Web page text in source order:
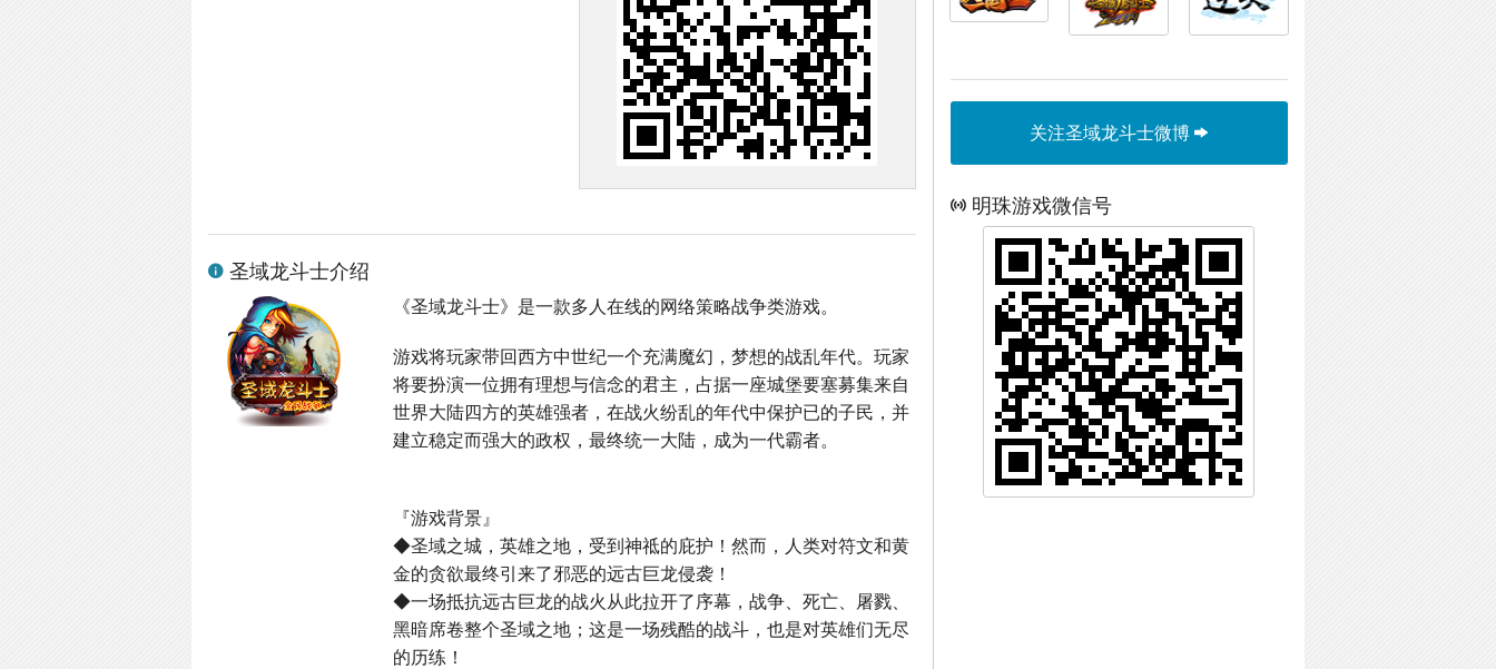
圣域龙斗士介绍
《圣域龙斗士》是一款多人在线的网络策略战争类游戏。
游戏将玩家带回西方中世纪一个充满魔幻，梦想的战乱年代。玩家
将要扮演一位拥有理想与信念的君主，占据一座城堡要塞募集来自
世界大陆四方的英雄强者，在战火纷乱的年代中保护已的子民，并
建立稳定而强大的政权，最终统一大陆，成为一代霸者。
『游戏背景』
◆圣域之城，英雄之地，受到神祗的庇护！然而，人类对符文和黄
金的贪欲最终引来了邪恶的远古巨龙侵袭！
◆一场抵抗远古巨龙的战火从此拉开了序幕，战争、死亡、屠戮、
黑暗席卷整个圣域之地；这是一场残酷的战斗，也是对英雄们无尽
的历练！
关注圣域龙斗士微博
明珠游戏微信号